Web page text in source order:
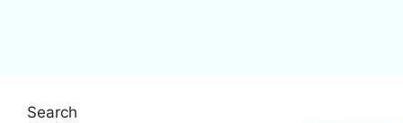
Search